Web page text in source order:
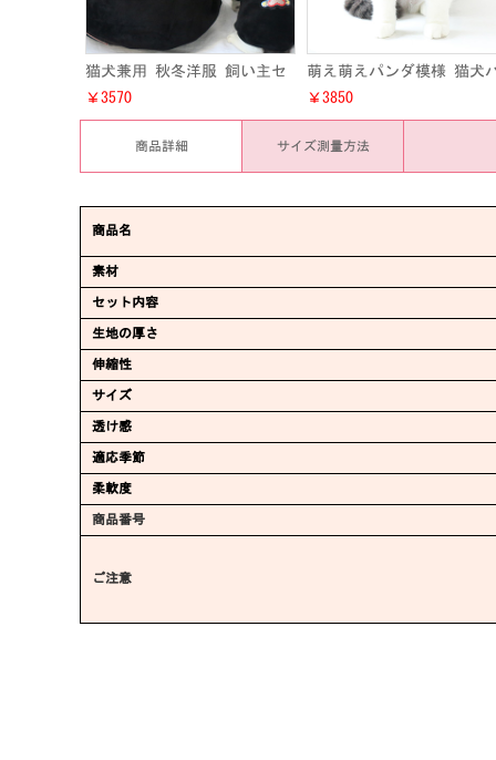
猫犬兼用 秋冬洋服 飼い主セ
ット お洒落 ねこ チワワ ト
イ・プードル洋服 犬服 猫服
ペットウェア
￥3570
萌え萌えパンダ模様 猫犬
カー 秋冬洋服 小型犬 ワ
ゃん キャット 防寒服
作
￥3850
商品詳細 サイズ測量方法
商品名
素材
セット内容
生地の厚さ
伸縮性
サイズ
透け感
適応季節
柔軟度
商品番号
ご注意